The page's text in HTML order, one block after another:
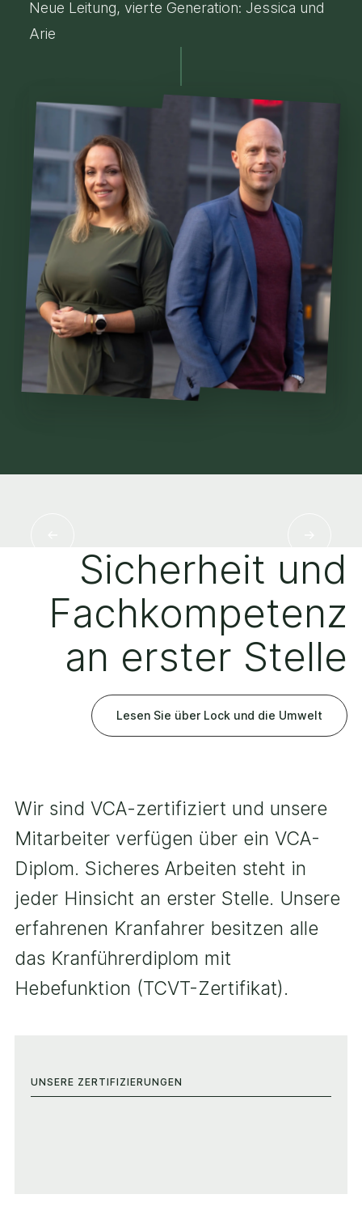
Neue Leitung, vierte Generation: Jessica und
Arie
Sicherheit und
Fachkompetenz
an erster Stelle
Lesen Sie über Lock und die Umwelt
Wir sind VCA-zertifiziert und unsere
Mitarbeiter verfügen über ein VCA-
Diplom. Sicheres Arbeiten steht in
jeder Hinsicht an erster Stelle. Unsere
erfahrenen Kranfahrer besitzen alle
das Kranführerdiplom mit
Hebefunktion (TCVT-Zertifikat).
UNSERE ZERTIFIZIERUNGEN